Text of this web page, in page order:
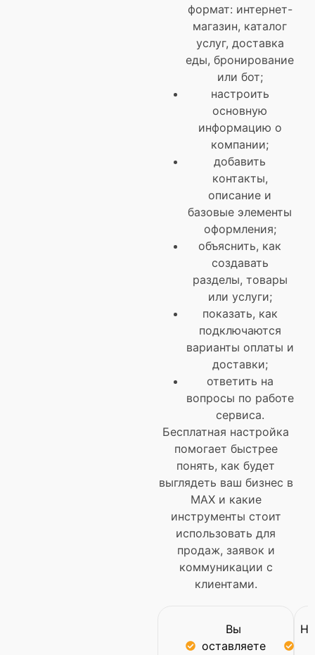
формат: интернет-
магазин, каталог
услуг, доставка
еды, бронирование
или бот;
настроить
основную
информацию о
компании;
добавить
контакты,
описание и
базовые элементы
оформления;
объяснить, как
создавать
разделы, товары
или услуги;
показать, как
подключаются
варианты оплаты и
доставки;
ответить на
вопросы по работе
сервиса.
Бесплатная настройка
помогает быстрее
понять, как будет
выглядеть ваш бизнес в
MAX и какие
инструменты стоит
использовать для
продаж, заявок и
коммуникации с
клиентами.
Вы
оставляете